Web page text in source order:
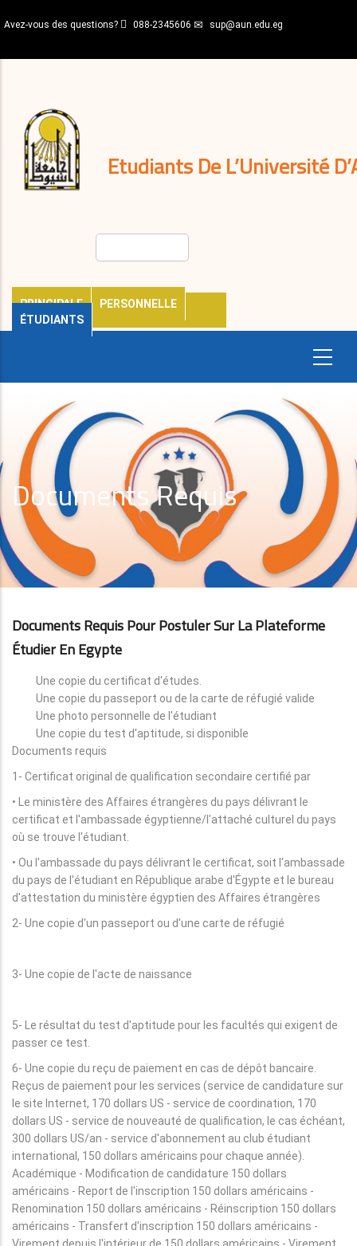
au
principal
Avez-vous des questions? 088-2345606 sup@aun.edu.eg
Etudiants De L’Université
PRINCIPALE
PERSONNELLE
ÉTUDIANTS
décisions
Expatriés
Journal
Documents Requis
Documents Requis Pour Postuler Sur La Plateforme
Étudier En Egypte
Une copie du certificat d'études.
Une copie du passeport ou de la carte de réfugié valide
Une photo personnelle de l'étudiant
Une copie du test d'aptitude, si disponible
Documents requis
1- Certificat original de qualification secondaire certifié par
• Le ministère des Affaires étrangères du pays délivrant le
certificat et l'ambassade égyptienne/l'attaché culturel du pays
où se trouve l'étudiant.
• Ou l'ambassade du pays délivrant le certificat, soit l'ambassade
du pays de l'étudiant en République arabe d'Égypte et le bureau
d'attestation du ministère égyptien des Affaires étrangères
2- Une copie d'un passeport ou d'une carte de réfugié
3- Une copie de l'acte de naissance
5- Le résultat du test d'aptitude pour les facultés qui exigent de
passer ce test.
6- Une copie du reçu de paiement en cas de dépôt bancaire.
Reçus de paiement pour les services (service de candidature sur
le site Internet, 170 dollars US - service de coordination, 170
dollars US - service de nouveauté de qualification, le cas échéant,
300 dollars US/an - service d'abonnement au club étudiant
international, 150 dollars américains pour chaque année).
Académique - Modification de candidature 150 dollars
américains - Report de l'inscription 150 dollars américains -
Renomination 150 dollars américains - Réinscription 150 dollars
américains - Transfert d'inscription 150 dollars américains -